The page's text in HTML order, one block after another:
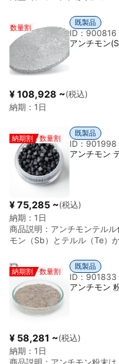
特徴があります。 ・元素記
g/cm³ ・融点 630.6 ℃ ・性
気伝導性は金属より低い ・
用される 2. 単結晶（Single
向だけで構成された材料で
の結晶粒） 単結晶 → 結晶粒
数量割
既製品
ID：900816
アンチモン
¥ 108,928 ~(税込)
納期： 1日
納期割 数量割
既製品
ID：901998
アンチモン
¥ 75,285 ~(税込)
納期： 1日
商品説明： アンチモンテルル
モン（Sb）とテルル（Te）
電素子や研究用途、成膜・焼
Bi₂Te₃系材料と並んで熱電
電性能を活かしてペルチェ
ペレット形状により取り扱
ーゲット、焼結原料として
電材料、ペルチェ素子、熱
度） 約6.5 g/cm³（組成・結
ト（成形体）／粒径・サイ
納期割 数量割
既製品
ID：901833
アンチモン
¥ 58,281 ~(税込)
納期： 1日
商品説明： アンチモン粉末